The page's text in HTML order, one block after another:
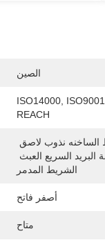
الصين
ISO14000,
REACH
الشريط المدمر
أصفر فاتح
متاح